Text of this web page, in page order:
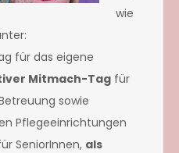
wie
für das eigene
Mitmach-Tag für
sowie
Pflegeeinrichtungen
SeniorInnen, als